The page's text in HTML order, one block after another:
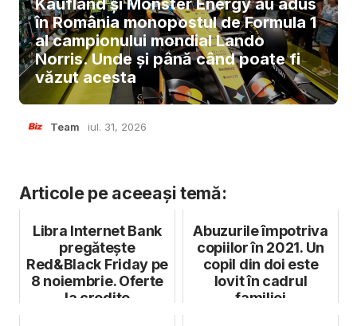
Kaufland și Monster Energy au adus
în România monopostul de Formula 1
al campionului mondial Lando
Norris. Unde și până când poate fi
văzut acesta
Team iul. 31, 2026
Articole pe aceeași temă:
Libra Internet Bank
pregătește
Red&Black Friday pe
8 noiembrie. Oferte
la credite
Abuzurile împotriva
copiilor în 2021. Un
copil din doi este
lovit în cadrul
familiei